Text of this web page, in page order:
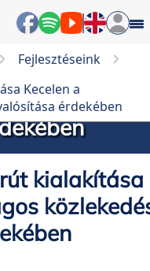
Fejlesztéseink
Kecelen a
érdekében
a
kialakítása